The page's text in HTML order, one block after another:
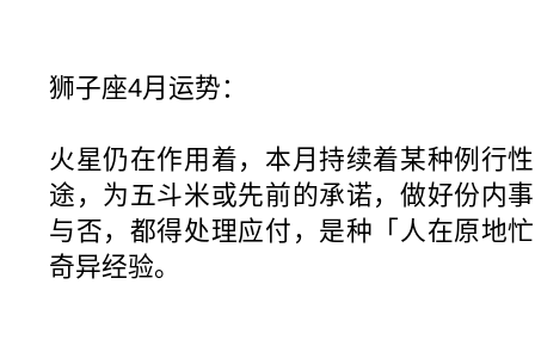
狮子座4月运势：
火星仍在作用着，本月持续着某种例行
途，为五斗米或先前的承诺，做好份内
与否，都得处理应付，是种「人在原地
奇异经验。